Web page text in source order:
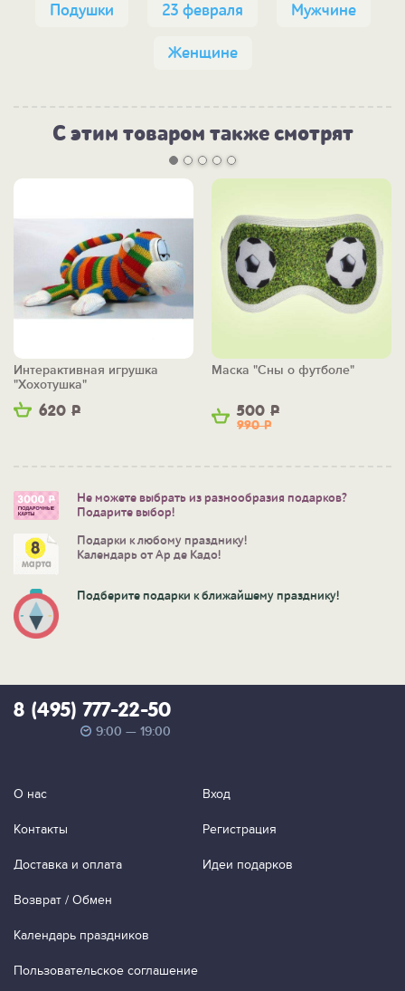
Подушки 23 февраля Мужчине
Женщине
С этим товаром также смотрят
620 Р
Интерактивная игрушка
"Хохотушка"
500 Р
990Р
Маска "Сны о футболе"
Не можете выбрать из разнообразия подарков?
Подарите выбор!
Подарки к любому празднику!
Календарь от Ар де Кадо!
Подберите подарки к ближайшему празднику!
8 (495) 777-22-50
9:00 — 19:00
О нас
Контакты
Доставка и оплата
Возврат / Обмен
Календарь праздников
Пользовательское соглашение
Вход
Регистрация
Идеи подарков